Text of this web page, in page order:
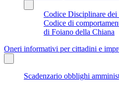
Codice Disciplinare dei
Codice di
di Foiano della Chiana
Oneri informativi per cittadini e
Scadenzario obblighi